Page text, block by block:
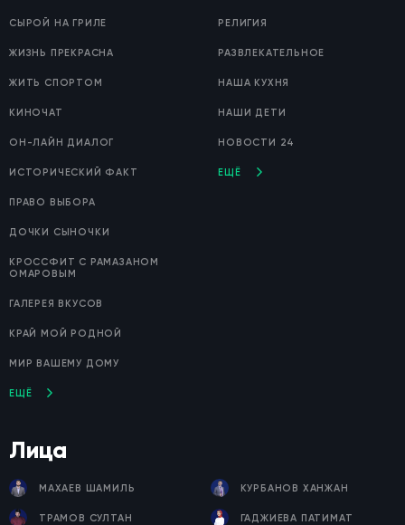
СЫРОЙ НА ГРИЛЕ
ЖИЗНЬ ПРЕКРАСНА
ЖИТЬ СПОРТОМ
КИНОЧАТ
ОН-ЛАЙН ДИАЛОГ
ИСТОРИЧЕСКИЙ ФАКТ
ПРАВО ВЫБОРА
ДОЧКИ СЫНОЧКИ
КРОССФИТ С РАМАЗАНОМ
ОМАРОВЫМ
ГАЛЕРЕЯ ВКУСОВ
КРАЙ МОЙ РОДНОЙ
МИР ВАШЕМУ ДОМУ
ЕЩЁ
РЕЛИГИЯ
РАЗВЛЕКАТЕЛЬНОЕ
НАША КУХНЯ
НАШИ ДЕТИ
НОВОСТИ 24
ЕЩЁ
Лица
МАХАЕВ ШАМИЛЬ КУРБАНОВ ХАНЖАН
ТРАМОВ СУЛТАН ГАДЖИЕВА ПАТИМАТ